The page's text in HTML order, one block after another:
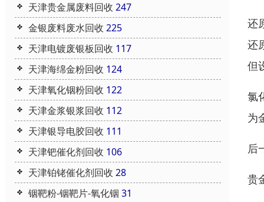
天津贵金属废料回收 247
金银废料废水回收 225
天津电镀废银板回收 117
天津海绵金粉回收 124
天津氧化铟粉回收 122
天津金浆银浆回收 112
天津银导电胶回收 111
天津钯催化剂回收 106
天津铂铑催化剂回收 28
铟靶粉-铟靶片-氧化铟 31
还
还
但
氯
为
后
贵